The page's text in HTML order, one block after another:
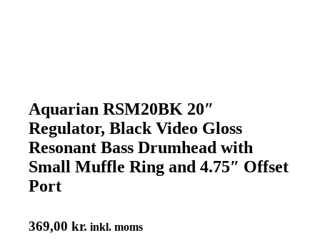
Aquarian RSM20BK 20″
Regulator, Black Video Gloss
Resonant Bass Drumhead with
Small Muffle Ring and 4.75″ Offset
Port
369,00 kr. inkl. moms